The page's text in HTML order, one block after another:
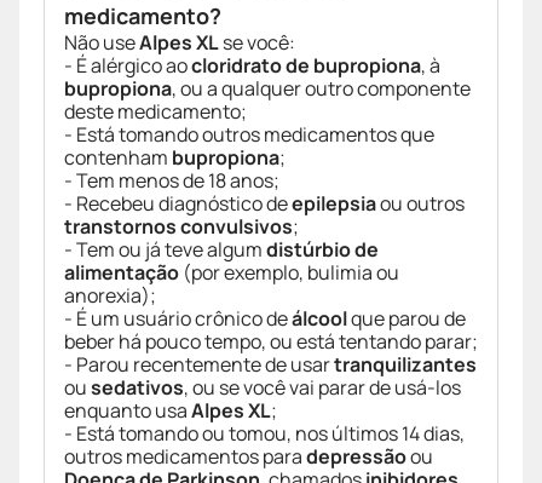
medicamento?
Não useAlpes XLse você:
- É alérgico aocloridrato de bupropiona, à
bupropiona, ou a qualquer outro componente
deste medicamento;
- Está tomando outros medicamentos que
contenham bupropiona;
- Tem menos de 18 anos;
- Recebeu diagnóstico deepilepsiaou outros
transtornos convulsivos;
- Tem ou já teve algumdistúrbio de
alimentação (por exemplo, bulimia ou
anorexia);
- É um usuário crônico deálcoolque parou de
beber há pouco tempo, ou está tentando parar;
- Parou recentemente de usartranquilizantes
ousedativos, ou se você vai parar de usá-los
enquanto usaAlpes XL;
- Está tomando ou tomou, nos últimos 14 dias,
outros medicamentos paradepressãoou